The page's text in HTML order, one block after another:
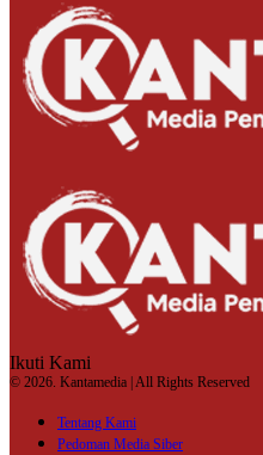
Ikuti Kami
© 2026. Kantamedia | All Rights Reserved
Tentang Kami
Pedoman Media Siber